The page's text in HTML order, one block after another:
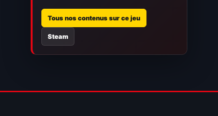
Tous nos contenus sur ce jeu
Steam